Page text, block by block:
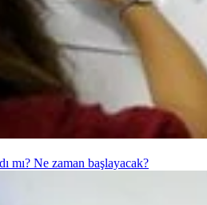
mı? Ne zaman başlayacak?